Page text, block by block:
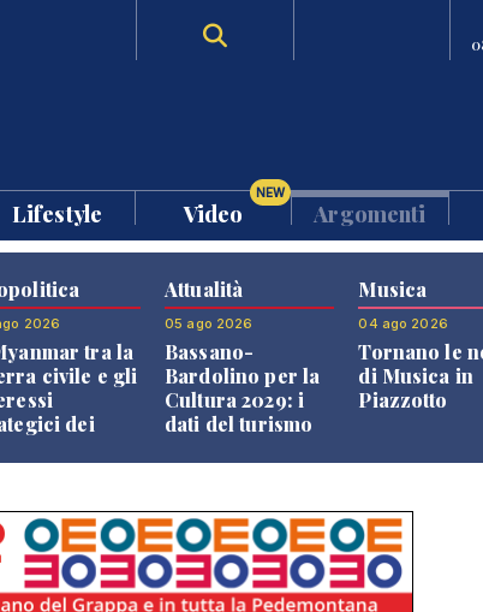
Lifestyle Video
NEW
Argomenti
2026
tra la
civile e gli
dei
Attualità
05 ago 2026
Bassano-
Bardolino per la
Cultura 2029: i
dati del turismo
Musica
04 ago 2026
Tornano le
di Musica in
Piazzotto